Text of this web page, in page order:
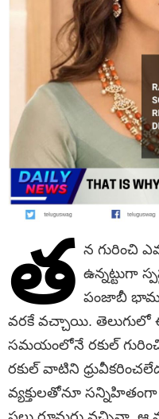
త న గురించి
ఉన్నట్టుగా
పంజాబీ భామ
వరకే వచ్చాయి. తెలుగులో
సమయంలోనే రకుల్
రకుల్ వాటిని
వ్యక్తులతోనూ